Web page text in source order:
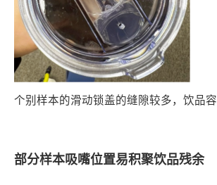
个别样本的滑动锁盖的缝隙较多，饮品容
部分样本吸嘴位置易积聚饮品残余